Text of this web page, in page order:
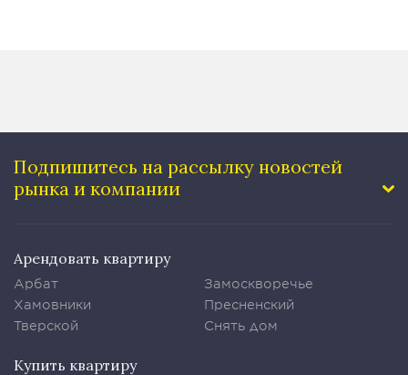
Подпишитесь на рассылку новостей
рынка и компании
Арендовать квартиру
Арбат
Хамовники
Тверской
Замоскворечье
Пресненский
Снять дом
Купить квартиру